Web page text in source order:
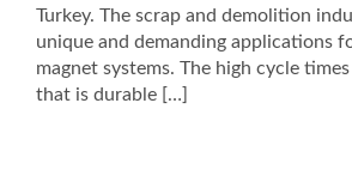
Turkey. The scrap and demolition
unique and demanding applications
magnet systems. The high cycle
that is durable […]